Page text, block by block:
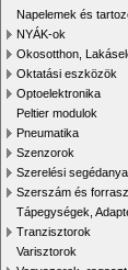
Napelemek és
NYÁK-ok
Okosotthon,
Oktatási eszközök
Optoelektronika
Peltier modulok
Pneumatika
Szenzorok
Szerelési
Szerszám és
Tápegységek,
Tranzisztorok
Varisztorok